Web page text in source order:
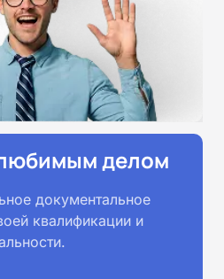
делом
документальное
квалификации и